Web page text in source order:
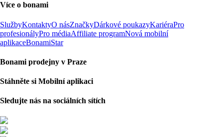
Více o bonami
SlužbyKontaktyO násZnačkyDárkové poukazyKariéraPro
profesionályPro médiaAffiliate programNová mobilní
aplikaceBonamiStar
Bonami prodejny v Praze
Stáhněte si Mobilní aplikaci
Sledujte nás na sociálních sítích